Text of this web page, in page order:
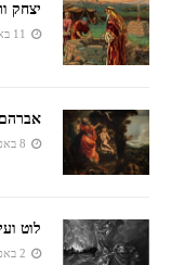
יצחק
11 באפריל 2019
8 באפריל 2019
לוט
2 באפריל 2019